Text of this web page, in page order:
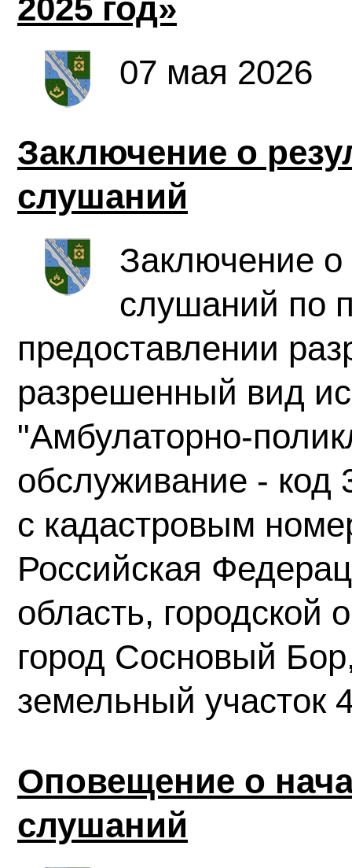
2025 год»
07 мая 2026
Заключение о
слушаний
Заключение о
слушаний по
предоставлении
разрешенный вид
"Амбулаторно-
обслуживание - код
с кадастровым
Российская
область, городской
город Сосновый
земельный участок
Оповещение о
слушаний